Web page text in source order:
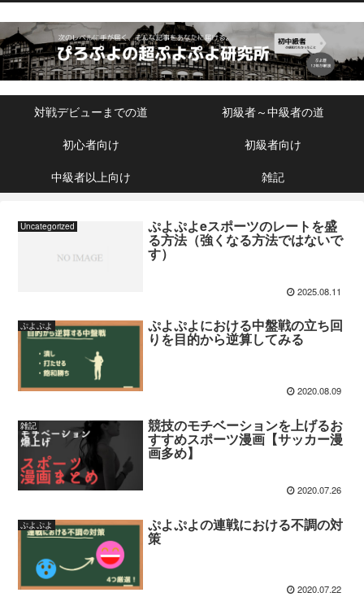
対戦デビューまでの道
初級者～中級者の道
初心者向け
初級者向け
中級者以上向け
雑記
Uncategorized ぷよぷよeスポーツのレートを盛
る方法（強くなる方法ではないで
す）
2025.08.11
ぷよぷよ ぷよぷよにおける中盤戦の立ち回
りを目的から逆算してみる
2020.08.09
雑記 競技のモチベーションを上げるお
すすめスポーツ漫画【サッカー漫
画多め】
2020.07.26
ぷよぷよ ぷよぷよの連戦における不調の対
策
2020.07.22